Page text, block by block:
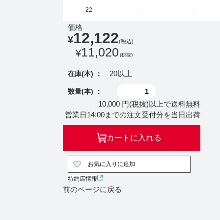
22 - -
価格
¥12,122(税込)
¥11,020 (税抜)
在庫(本) ： 20以上
数量(本) ：
10,000 円(税抜)以上で送料無料
営業日14:00までの注文受付分を当日出荷
カートに入れる
お気に入りに追加
特約店情報
前のページに戻る